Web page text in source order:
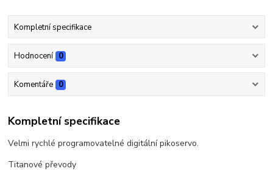
Kompletní specifikace
Hodnocení 0
Komentáře 0
Kompletní specifikace
Velmi rychlé programovatelné digitální pikoservo.
Titanové převody